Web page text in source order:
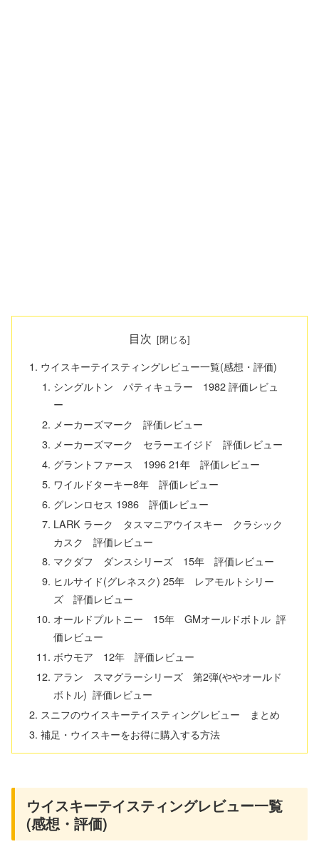
目次
ウイスキーテイスティングレビュー一覧(感想・評価)
シングルトン パティキュラー 1982 評価レビュ
ー
メーカーズマーク 評価レビュー
メーカーズマーク セラーエイジド 評価レビュー
グラントファース 1996 21年 評価レビュー
ワイルドターキー8年 評価レビュー
グレンロセス 1986 評価レビュー
LARK ラーク タスマニアウイスキー クラシック
カスク 評価レビュー
マクダフ ダンスシリーズ 15年 評価レビュー
ヒルサイド(グレネスク) 25年 レアモルトシリー
ズ 評価レビュー
オールドプルトニー 15年 GMオールドボトル 評
価レビュー
ボウモア 12年 評価レビュー
アラン スマグラーシリーズ 第2弾(ややオールド
ボトル) 評価レビュー
スニフのウイスキーテイスティングレビュー まとめ
補足・ウイスキーをお得に購入する方法
ウイスキーテイスティングレビュー一覧
(感想・評価)